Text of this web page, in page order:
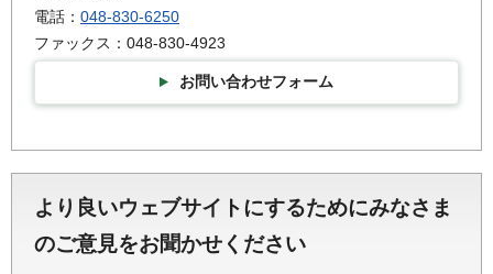
電話： 048-830-6250
ファックス：048-830-4923
お問い合わせフォーム
より良いウェブサイトにするためにみなさま
のご意見をお聞かせください